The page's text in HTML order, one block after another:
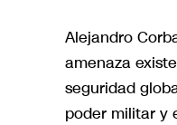
Alejandro
amenaza
seguridad
poder militar y